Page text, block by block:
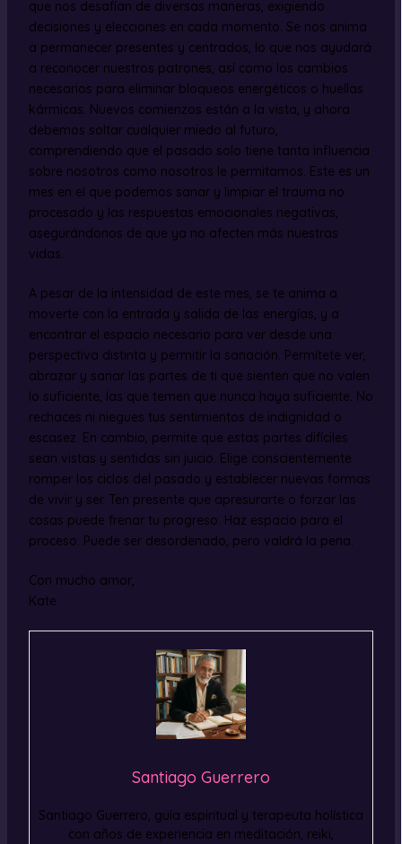
que nos desafían de diversas maneras, exigiendo
decisiones y elecciones en cada momento. Se nos anima
a permanecer presentes y centrados, lo que nos ayudará
a reconocer nuestros patrones, así como los cambios
necesarios para eliminar bloqueos energéticos o huellas
kármicas. Nuevos comienzos están a la vista, y ahora
debemos soltar cualquier miedo al futuro,
comprendiendo que el pasado solo tiene tanta influencia
sobre nosotros como nosotros le permitamos. Este es un
mes en el que podemos sanar y limpiar el trauma no
procesado y las respuestas emocionales negativas,
asegurándonos de que ya no afecten más nuestras
vidas.
A pesar de la intensidad de este mes, se te anima a
moverte con la entrada y salida de las energías, y a
encontrar el espacio necesario para ver desde una
perspectiva distinta y permitir la sanación. Permítete ver,
abrazar y sanar las partes de ti que sienten que no valen
lo suficiente, las que temen que nunca haya suficiente. No
rechaces ni niegues tus sentimientos de indignidad o
escasez. En cambio, permite que estas partes difíciles
sean vistas y sentidas sin juicio. Elige conscientemente
romper los ciclos del pasado y establecer nuevas formas
de vivir y ser. Ten presente que apresurarte o forzar las
cosas puede frenar tu progreso. Haz espacio para el
proceso. Puede ser desordenado, pero valdrá la pena.
Con mucho amor,
Kate
Santiago Guerrero
Santiago Guerrero, guía espiritual y terapeuta holística
con años de experiencia en meditación, reiki,